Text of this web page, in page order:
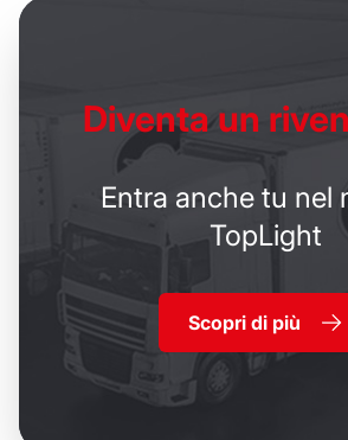
Diventa un
Entra anche tu nel
TopLight
Scopri di più